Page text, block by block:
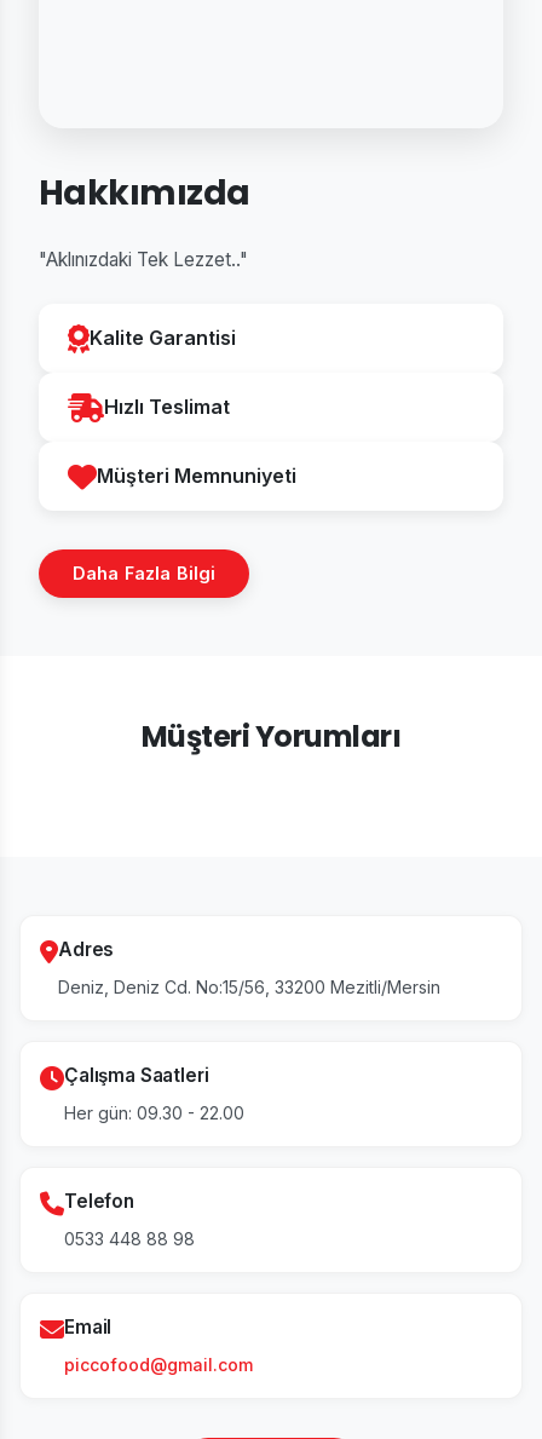
Hakkımızda
"Aklınızdaki Tek Lezzet.."
Kalite Garantisi
Hızlı Teslimat
Müşteri Memnuniyeti
Daha Fazla Bilgi
Müşteri Yorumları
Adres
Deniz, Deniz Cd. No:15/56, 33200 Mezitli/Mersin
Çalışma Saatleri
Her gün: 09.30 - 22.00
Telefon
0533 448 88 98
Email
piccofood@gmail.com